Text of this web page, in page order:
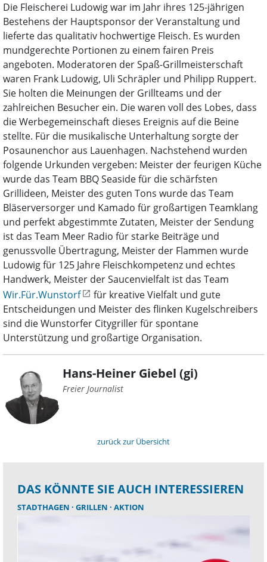
Die Fleischerei Ludowig war im Jahr ihres 125-jährigen
Bestehens der Hauptsponsor der Veranstaltung und
lieferte das qualitativ hochwertige Fleisch. Es wurden
mundgerechte Portionen zu einem fairen Preis
angeboten. Moderatoren der Spaß-Grillmeisterschaft
waren Frank Ludowig, Uli Schräpler und Philipp Ruppert.
Sie holten die Meinungen der Grillteams und der
zahlreichen Besucher ein. Die waren voll des Lobes, dass
die Werbegemeinschaft dieses Ereignis auf die Beine
stellte. Für die musikalische Unterhaltung sorgte der
Posaunenchor aus Lauenhagen. Nachstehend wurden
folgende Urkunden vergeben: Meister der feurigen Küche
wurde das Team BBQ Seaside für die schärfsten
Grillideen, Meister des guten Tons wurde das Team
Bläserversorger und Kamado für großartigen Teamklang
und perfekt abgestimmte Zutaten, Meister der Sendung
ist das Team Meer Radio für starke Beiträge und
genussvolle Übertragung, Meister der Flammen wurde
Ludowig für 125 Jahre Fleischkompetenz und echtes
Handwerk, Meister der Saucenvielfalt ist das Team
Wir.Für.Wunstorf
für kreative Vielfalt und gute
Entscheidungen und Meister des flinken Kugelschreibers
sind die Wunstorfer Citygriller für spontane
Unterstützung und großartige Organisation.
Hans-Heiner Giebel (gi)
Freier Journalist
zurück zur Übersicht
DAS KÖNNTE SIE AUCH INTERESSIEREN
STADTHAGEN GRILLEN AKTION